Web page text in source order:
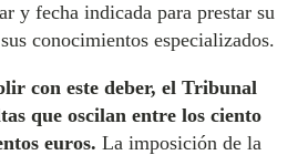
y fecha indicada para prestar su
conocimientos especializados.
con este deber, el Tribunal
que oscilan entre los ciento
euros. La imposición de la